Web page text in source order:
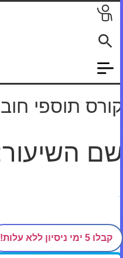
לתוכן
קורס תוספי
שם
קבלו 5 ימי ניסיון ללא עלות!